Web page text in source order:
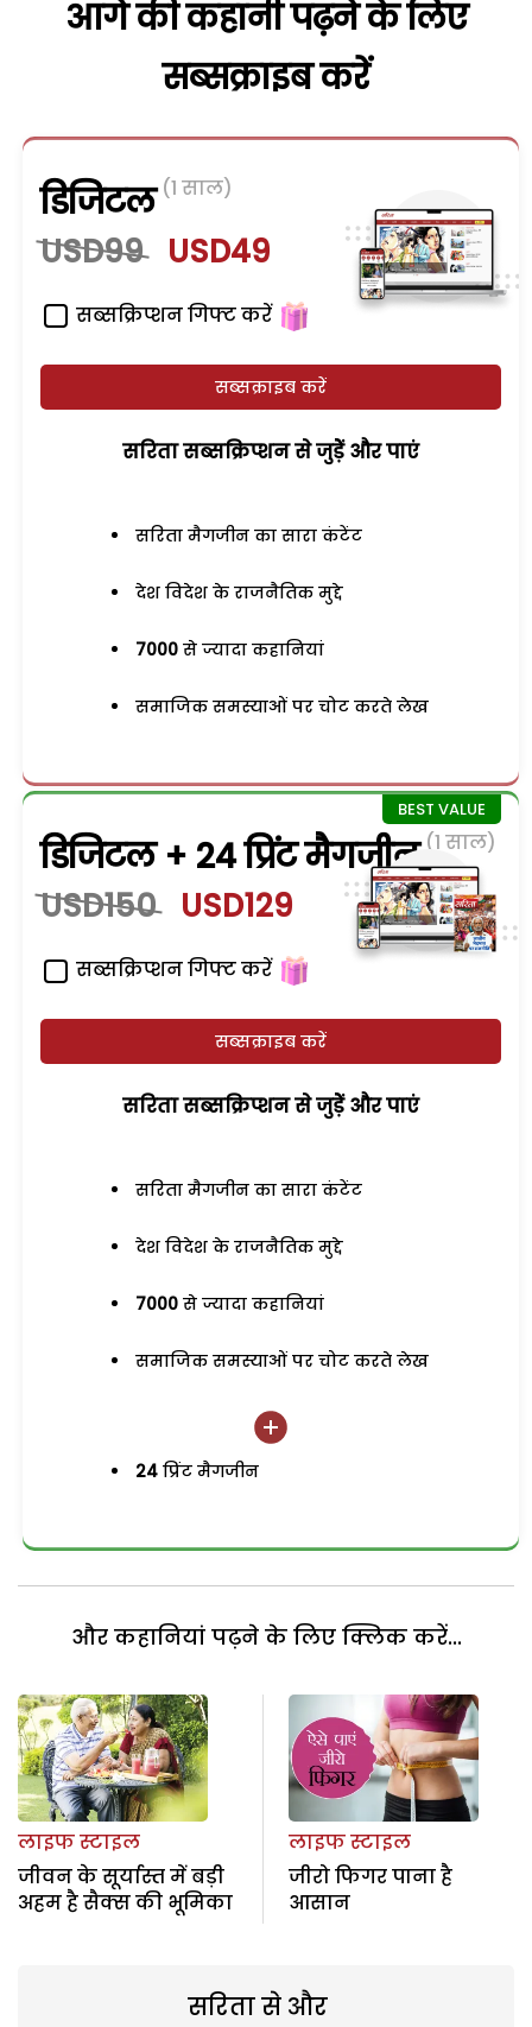
आगे की कहानी पढ़ने के लिए
सब्सक्राइब करें
डिजिटल (1 साल)
USD99 USD49
सब्सक्रिप्शन गिफ्ट करें
सब्सक्राइब करें
सरिता सब्सक्रिप्शन से जुड़ेें और पाएं
सरिता मैगजीन का सारा कंटेंट
देश विदेश के राजनैतिक मुद्दे
7000 से ज्यादा कहानियां
समाजिक समस्याओं पर चोट करते लेख
डिजिटल + 24 प्रिंट मैगजीन (1 साल)
USD150 USD129
सब्सक्रिप्शन गिफ्ट करें
सब्सक्राइब करें
सरिता सब्सक्रिप्शन से जुड़ेें और पाएं
सरिता मैगजीन का सारा कंटेंट
देश विदेश के राजनैतिक मुद्दे
7000 से ज्यादा कहानियां
समाजिक समस्याओं पर चोट करते लेख
24 प्रिंट मैगजीन
और कहानियां पढ़ने के लिए क्लिक करें...
लाइफ स्टाइल
जीवन के सूर्यास्त में बड़ी
अहम है सैक्स की भूमिका
लाइफ स्टाइल
जीरो फिगर पाना है
आसान
सरिता से और